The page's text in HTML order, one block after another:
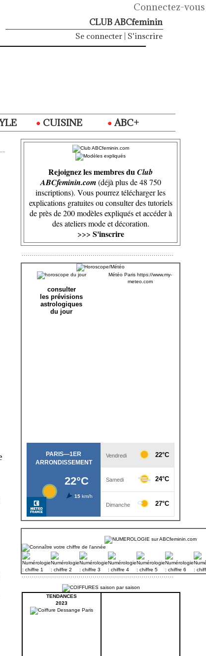
Connectez-vous
CLUB ABCfeminin
Se connecter S'inscrire
CUISINE
ABC+
Rejoignez les membres duClub
ABCfeminin.com(déjà plus de 48 750
inscriptions). Vous pourrez télécharger les
explications gratuites ou consulter des tutoriels
de près de 200 modèles expliqués et accéder à
des ateliers mode et décoration.
>>> S'inscrire
consulter
les prévisions
astrologiques
du jour
Météo Paris https://www.my-
meteo.com
TENDANCES
2023